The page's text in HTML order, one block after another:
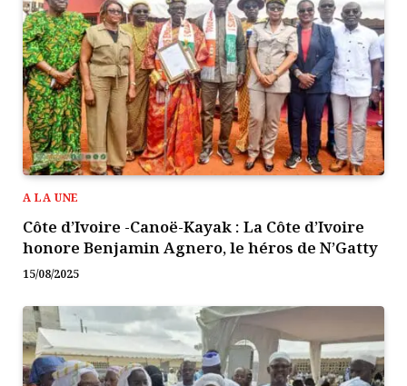
A LA UNE
Côte d’Ivoire -Canoë-Kayak : La Côte d’Ivoire
honore Benjamin Agnero, le héros de N’Gatty
15/08/2025